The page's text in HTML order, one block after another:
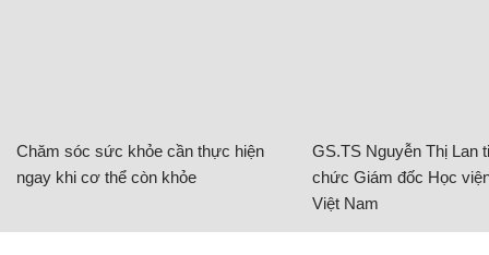
Chăm sóc sức khỏe cần thực hiện
ngay khi cơ thể còn khỏe
GS.TS Nguyễn Thị Lan
chức Giám đốc Học
Việt Nam